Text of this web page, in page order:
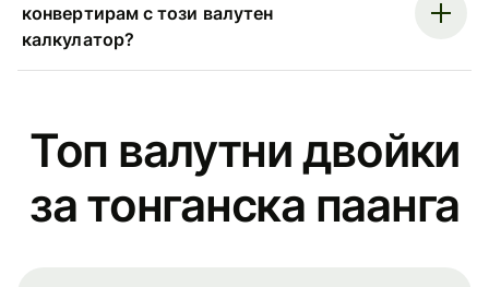
конвертирам с този валутен
калкулатор?
Топ валутни двойки
за тонганска паанга